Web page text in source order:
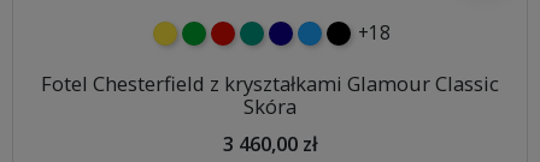
żółtyzielonyczerwony
turkusowy
granatowy
niebieski
czarny
+18
Fotel Chesterfield z kryształkami Glamour Classic
Skóra
3 460,00 zł